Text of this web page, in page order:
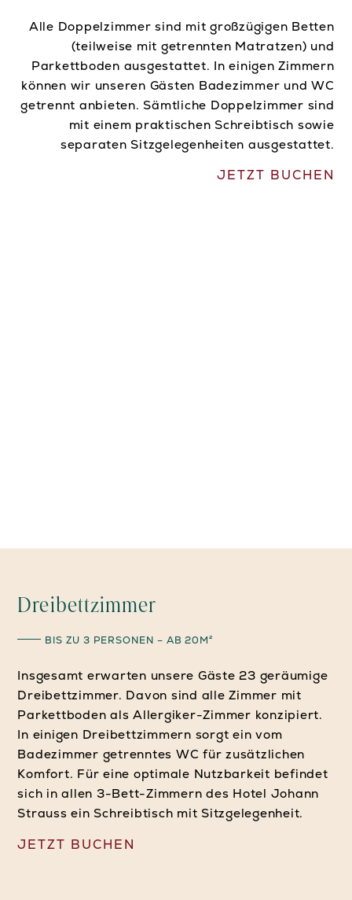
Alle Doppelzimmer sind mit großzügigen Betten
(teilweise mit getrennten Matratzen) und
Parkettboden ausgestattet. In einigen Zimmern
können wir unseren Gästen Badezimmer und WC
getrennt anbieten. Sämtliche Doppelzimmer sind
mit einem praktischen Schreibtisch sowie
separaten Sitzgelegenheiten ausgestattet.
JETZT BUCHEN
Dreibettzimmer
BIS ZU 3 PERSONEN – AB 20M²
Insgesamt erwarten unsere Gäste 23 geräumige
Dreibettzimmer. Davon sind alle Zimmer mit
Parkettboden als Allergiker-Zimmer konzipiert.
In einigen Dreibettzimmern sorgt ein vom
Badezimmer getrenntes WC für zusätzlichen
Komfort. Für eine optimale Nutzbarkeit befindet
sich in allen 3-Bett-Zimmern des Hotel Johann
Strauss ein Schreibtisch mit Sitzgelegenheit.
JETZT BUCHEN